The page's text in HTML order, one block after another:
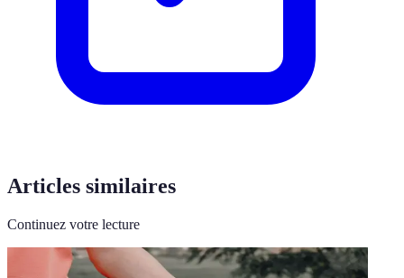
Articles similaires
Continuez votre lecture